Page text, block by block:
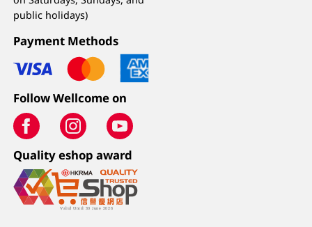
public holidays)
Payment Methods
Follow Wellcome on
Quality eshop award